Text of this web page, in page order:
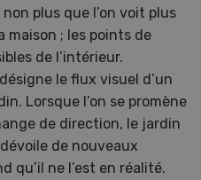
plus que l’on voit plus
maison ; les points de
de l’intérieur.
le flux visuel d’un
Lorsque l’on se promène
de direction, le jardin
de nouveaux
qu’il ne l’est en réalité.